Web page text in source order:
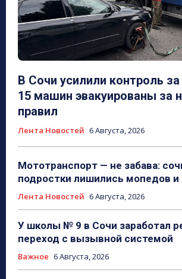
В Сочи усилили контроль
15 машин эвакуированы за
правил
Лента Новостей 6 Августа, 2026
Мототранспорт — не забава:
подростки лишились мопедов и
Лента Новостей 6 Августа, 2026
У школы № 9 в Сочи заработал
переход с вызывной системой
Важное 6 Августа, 2026